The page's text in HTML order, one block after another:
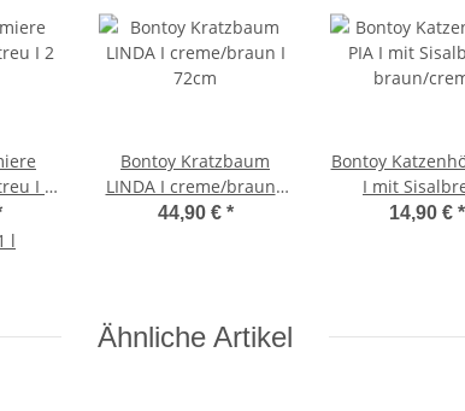
l
Bontoy Kratzbaum
LINDA I creme/braun I
72cm
44,90 € *
Bontoy
I mit
braun/
14,90 € *
Ähnliche Artikel